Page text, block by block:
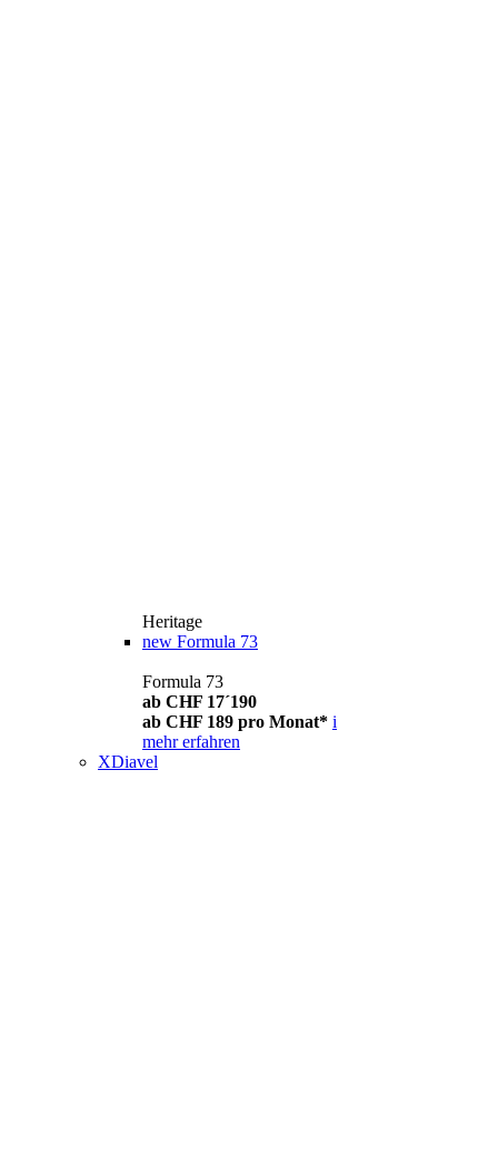
Heritage
new Formula 73
Formula 73
ab CHF 17´190
ab CHF 189 pro Monat* i
mehr erfahren
XDiavel